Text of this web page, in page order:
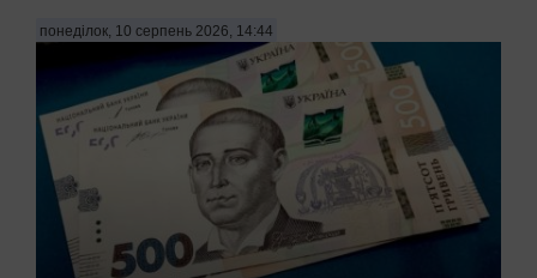
понеділок, 10 серпень 2026, 14:44